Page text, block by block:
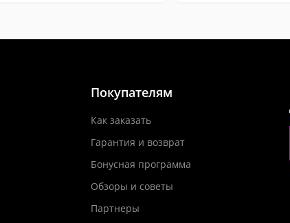
Покупателям
Как заказать
Гарантия и возврат
Бонусная программа
Обзоры и советы
Партнеры